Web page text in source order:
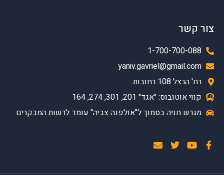
צור קשר
1-700-700-088
yaniv.gavriel@gmail.com
רח' הרצל 108 רחובות
קווי אוטובוס: "אגד" 201, 301, 274, 164
מגרש חניה בסמוך ל"אולפנה צביה" עומד לרשות המבקרים